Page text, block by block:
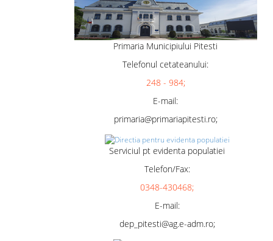
Primaria Municipiului Pitesti
Telefonul cetateanului:
248 - 984;
E-mail:
primaria@primariapitesti.ro;
Serviciul pt evidenta populatiei
Telefon/Fax:
0348-430468;
E-mail:
dep_pitesti@ag.e-adm.ro;